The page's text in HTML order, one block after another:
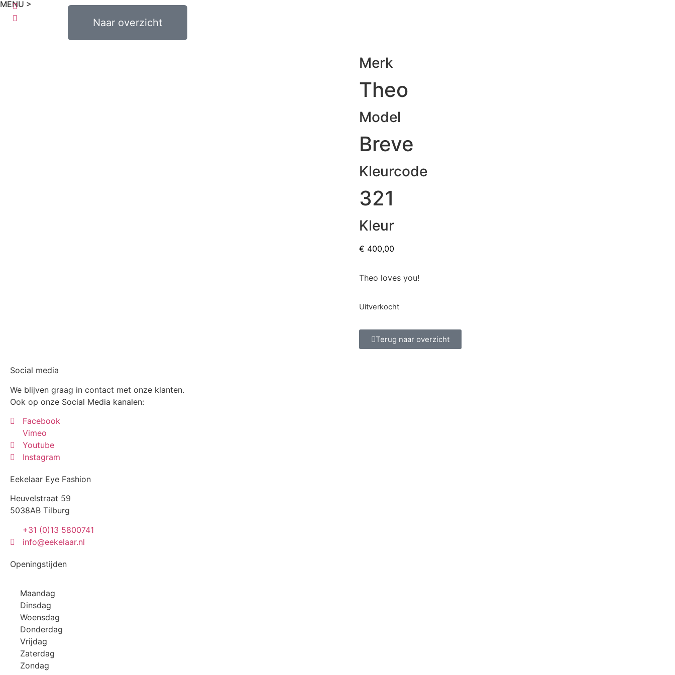
MENU >
Naar overzicht
0,00
Merk
Theo
Model
Breve
Kleurcode
321
Kleur
€ 400,00
Theo loves you!
Uitverkocht
Terug naar overzicht
Social media
We blijven graag in contact met onze klanten.
Ook op onze Social Media kanalen:
Facebook
Vimeo
Youtube
Instagram
Eekelaar Eye Fashion
Heuvelstraat 59
5038AB Tilburg
+31 (0)13 5800741
info@eekelaar.nl
Openingstijden
Maandag
Dinsdag
Woensdag
Donderdag
Vrijdag
Zaterdag
Zondag